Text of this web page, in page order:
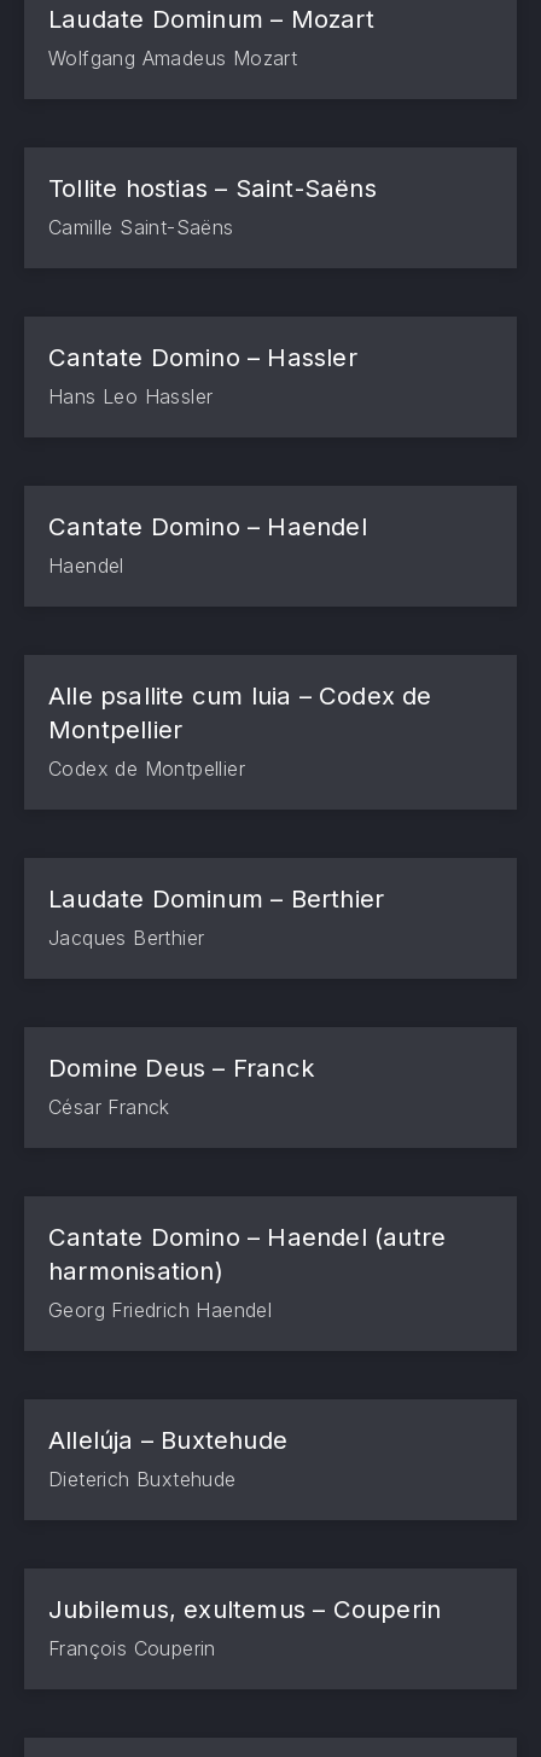
Laudate Dominum – Mozart
Wolfgang Amadeus Mozart
Tollite hostias – Saint-Saëns
Camille Saint-Saëns
Cantate Domino – Hassler
Hans Leo Hassler
Cantate Domino – Haendel
Haendel
Alle psallite cum luia – Codex de
Montpellier
Codex de Montpellier
Laudate Dominum – Berthier
Jacques Berthier
Domine Deus – Franck
César Franck
Cantate Domino – Haendel (autre
harmonisation)
Georg Friedrich Haendel
Allelúja – Buxtehude
Dieterich Buxtehude
Jubilemus, exultemus – Couperin
François Couperin